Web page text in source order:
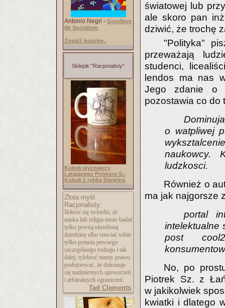
Antonio Negri - Goodbye
Mr Socialism
Znajdź książkę..
Sklepik "Racjonalisty"
Kubek wyznawcy
Latającego Potwora S.:
Kubek z rybką Darwina
Złota myśl
Racjonalisty:
Ilekroć się twierdzi, że
nauka lub religia może badać
tylko pewną określoną
dziedzinę albo stawiać sobie
tylko pytania pewnego
szczególnego rodzaju i tak
dalej, tylekroć mamy prawo
podejrzewać, że dokonuje
się nadmiernych uproszczeń
i arbitralnych ograniczeń.
Tad Clements
światowej lub
ale skoro pan
dziwić, że trochę
"Polityka"
przeważają
studenci,
lendos ma nas
Jego zdanie o
pozostawia co do
o watpliwej
naukowcy.
ludzkosci.
Również o
ma jak najgorsze
portal
intelektualne
post
No, po
Piotrek Sz. z
w jakikolwiek
kwiatki i dlatego